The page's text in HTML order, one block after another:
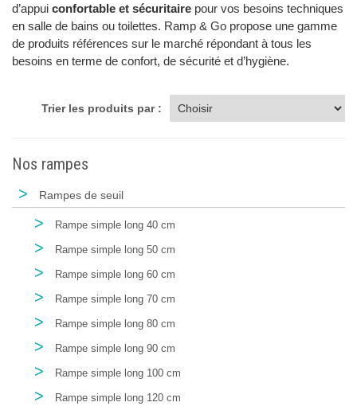
d’appui confortable et sécuritaire pour vos besoins techniques
en salle de bains ou toilettes. Ramp & Go propose une gamme
de produits références sur le marché répondant à tous les
besoins en terme de confort, de sécurité et d’hygiène.
Trier les produits par :
Nos rampes
> Rampes de seuil
> Rampe simple long 40 cm
> Rampe simple long 50 cm
> Rampe simple long 60 cm
> Rampe simple long 70 cm
> Rampe simple long 80 cm
> Rampe simple long 90 cm
> Rampe simple long 100 cm
> Rampe simple long 120 cm